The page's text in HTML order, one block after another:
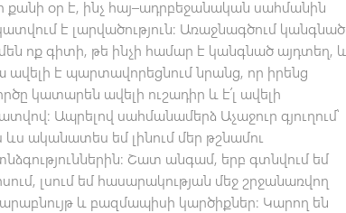
քանի օր է, ինչ հայ–ադրբեջանական սահմանին
է լարվածություն: Առաջնագծում կանգնած
ոք գիտի, թե ինչի համար է կանգնած այդտեղ, և
ավելի է պարտավորեցնում նրանց, որ իրենց
կատարեն ավելի ուշադիր և է՛լ ավելի
Ապրելով սահմանամերձ Աչաջուր գյուղում՝
ևս ականատես եմ լինում մեր թշնամու
Շատ անգամ, երբ գտնվում եմ
լսում եմ հասարակության մեջ շրջանառվող
և բազմապիսի կարծիքներ: Կարող են